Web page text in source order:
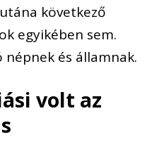
következő
egyikében sem.
és államnak.
volt az